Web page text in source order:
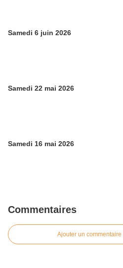
Samedi 6 juin 2026
Samedi 22 mai 2026
Samedi 16 mai 2026
Commentaires
Ajouter un commentaire